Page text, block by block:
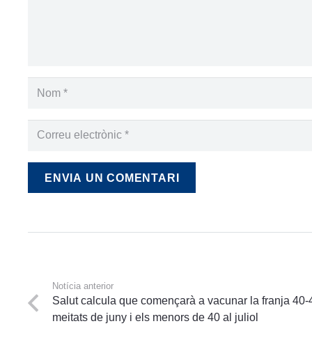
ENVIA UN COMENTARI
Notícia anterior
Salut calcula que començarà a vacunar la franja 40-
meitats de juny i els menors de 40 al juliol